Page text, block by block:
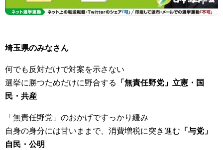
埼玉県のみなさん
何でも反対だけで対案を示さない
選挙に勝つためだけに野合する
「無責任野党」立憲・国
民・共産
「無責任野党」のおかげですっかり緩み
自身の身分には甘いままで、消費増税に突き進む 「与党」
自民・公明